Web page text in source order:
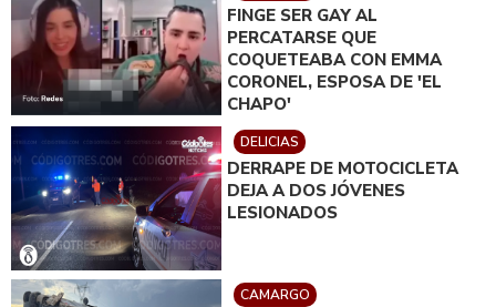
FINGE SER GAY AL
PERCATARSE QUE
COQUETEABA CON EMMA
CORONEL, ESPOSA DE 'EL
CHAPO'
DELICIAS
DERRAPE DE MOTOCICLETA
DEJA A DOS JÓVENES
LESIONADOS
CAMARGO